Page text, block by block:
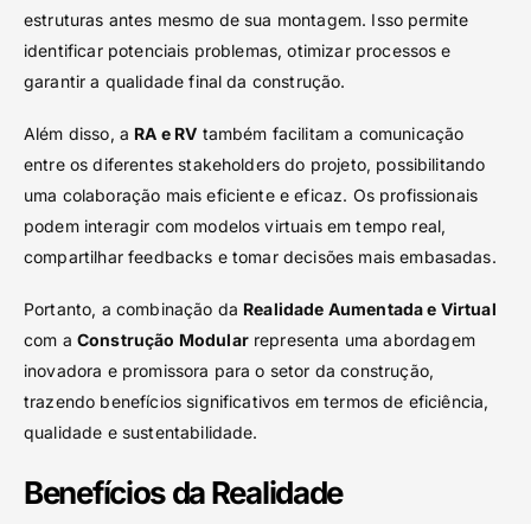
estruturas antes mesmo de sua montagem. Isso permite
identificar potenciais problemas, otimizar processos e
garantir a qualidade final da construção.
Além disso, a RA e RV também facilitam a comunicação
entre os diferentes stakeholders do projeto, possibilitando
uma colaboração mais eficiente e eficaz. Os profissionais
podem interagir com modelos virtuais em tempo real,
compartilhar feedbacks e tomar decisões mais embasadas.
Portanto, a combinação da Realidade Aumentada e Virtual
com a Construção Modularrepresenta uma abordagem
inovadora e promissora para o setor da construção,
trazendo benefícios significativos em termos de eficiência,
qualidade e sustentabilidade.
Benefícios da Realidade